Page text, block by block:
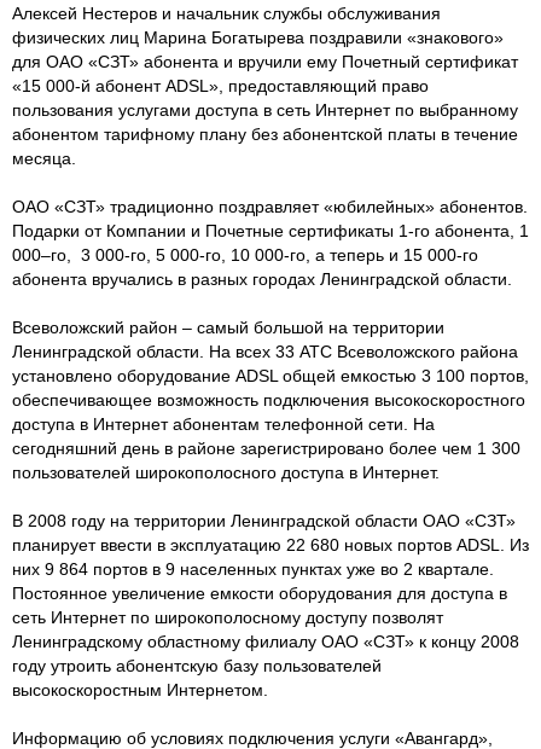
Алексей Нестеров и начальник службы обслуживания
физических лиц Марина Богатырева поздравили «знакового»
для ОАО «СЗТ» абонента и вручили ему Почетный сертификат
«15 000-й абонент ADSL», предоставляющий право
пользования услугами доступа в сеть Интернет по выбранному
абонентом тарифному плану без абонентской платы в течение
месяца.
ОАО «СЗТ» традиционно поздравляет «юбилейных» абонентов.
Подарки от Компании и Почетные сертификаты 1-го абонента, 1
000–го, 3 000-го, 5 000-го, 10 000-го, а теперь и 15 000-го
абонента вручались в разных городах Ленинградской области.
Всеволожский район – самый большой на территории
Ленинградской области. На всех 33 АТС Всеволожского района
установлено оборудование ADSL общей емкостью 3 100 портов,
обеспечивающее возможность подключения высокоскоростного
доступа в Интернет абонентам телефонной сети. На
сегодняшний день в районе зарегистрировано более чем 1 300
пользователей широкополосного доступа в Интернет.
В 2008 году на территории Ленинградской области ОАО «СЗТ»
планирует ввести в эксплуатацию 22 680 новых портов ADSL. Из
них 9 864 портов в 9 населенных пунктах уже во 2 квартале.
Постоянное увеличение емкости оборудования для доступа в
сеть Интернет по широкополосному доступу позволят
Ленинградскому областному филиалу ОАО «СЗТ» к концу 2008
году утроить абонентскую базу пользователей
высокоскоростным Интернетом.
Информацию об условиях подключения услуги «Авангард»,